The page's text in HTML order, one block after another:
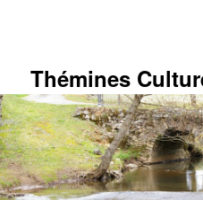
Thémines